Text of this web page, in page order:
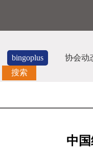
bingoplus
协会动
搜索
中